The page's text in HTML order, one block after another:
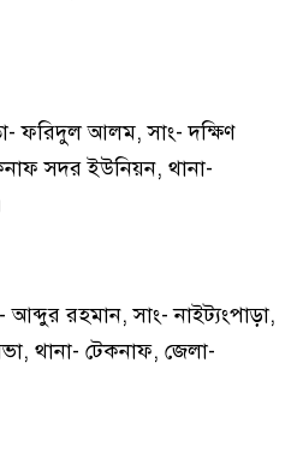
ফরিদুল আলম, সাং- দক্ষিণ
সদর ইউনিয়ন, থানা-
রহমান, সাং- নাইট্যংপাড়া,
থানা- টেকনাফ, জেলা-